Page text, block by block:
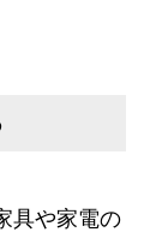
具や家電の